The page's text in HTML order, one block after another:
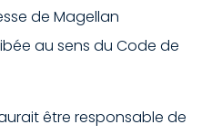
de Magellan
au sens du Code de
être responsable de